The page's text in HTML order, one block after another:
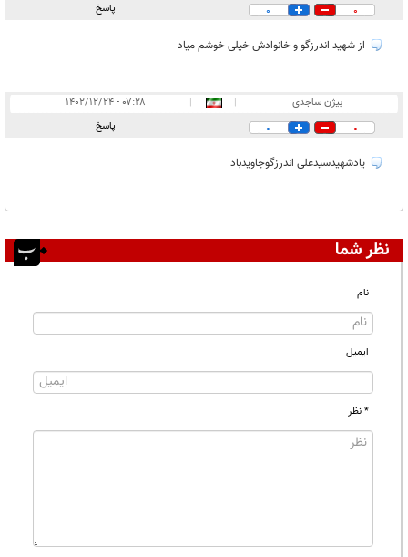
0
0 پاسخ
از شهید اندرزگو و خانوادش خیلی خوشم میاد
بیژن ساجدی |
|
۰۷:۲۸ - ۱۴۰۲/۱۲/۲۴
0
0 پاسخ
یادشهیدسیدعلی اندرزگوجاویدباد
نظر شما
نام
ایمیل
* نظر